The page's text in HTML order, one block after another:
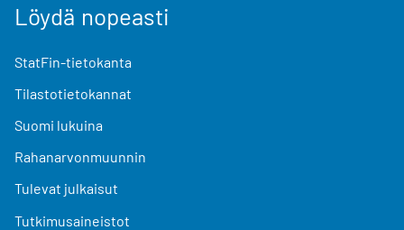
Löydä nopeasti
StatFin-tietokanta
Tilastotietokannat
Suomi lukuina
Rahanarvonmuunnin
Tulevat julkaisut
Tutkimusaineistot